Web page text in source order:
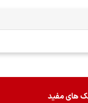
های مفید